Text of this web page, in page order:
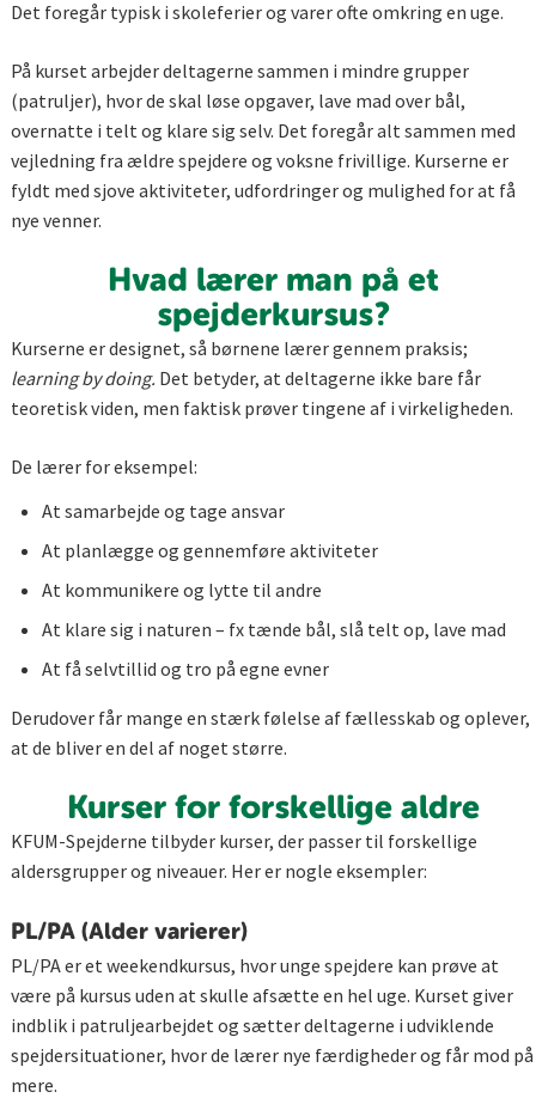
Det foregår typisk i skoleferier og varer ofte omkring en uge.
På kurset arbejder deltagerne sammen i mindre grupper
(patruljer), hvor de skal løse opgaver, lave mad over bål,
overnatte i telt og klare sig selv. Det foregår alt sammen med
vejledning fra ældre spejdere og voksne frivillige. Kurserne er
fyldt med sjove aktiviteter, udfordringer og mulighed for at få
nye venner.
Hvad lærer man på et
spejderkursus?
Kurserne er designet, så børnene lærer gennem praksis;
learning by doing. Det betyder, at deltagerne ikke bare får
teoretisk viden, men faktisk prøver tingene af i virkeligheden.
De lærer for eksempel:
At samarbejde og tage ansvar
At planlægge og gennemføre aktiviteter
At kommunikere og lytte til andre
At klare sig i naturen – fx tænde bål, slå telt op, lave mad
At få selvtillid og tro på egne evner
Derudover får mange en stærk følelse af fællesskab og oplever,
at de bliver en del af noget større.
Kurser for forskellige aldre
KFUM-Spejderne tilbyder kurser, der passer til forskellige
aldersgrupper og niveauer. Her er nogle eksempler:
PL/PA (Alder varierer)
PL/PA er et weekendkursus, hvor unge spejdere kan prøve at
være på kursus uden at skulle afsætte en hel uge. Kurset giver
indblik i patruljearbejdet og sætter deltagerne i udviklende
spejdersituationer, hvor de lærer nye færdigheder og får mod på
mere.